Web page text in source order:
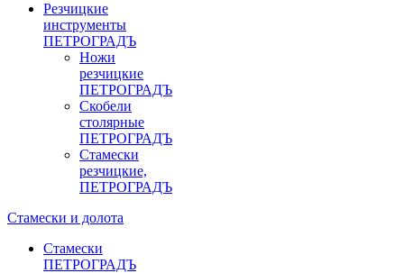
Резчицкие
инструменты
ПЕТРОГРАДЪ
Ножи
резчицкие
ПЕТРОГРАДЪ
Скобели
столярные
ПЕТРОГРАДЪ
Стамески
резчицкие,
ПЕТРОГРАДЪ
Стамески и долота
Стамески
ПЕТРОГРАДЪ